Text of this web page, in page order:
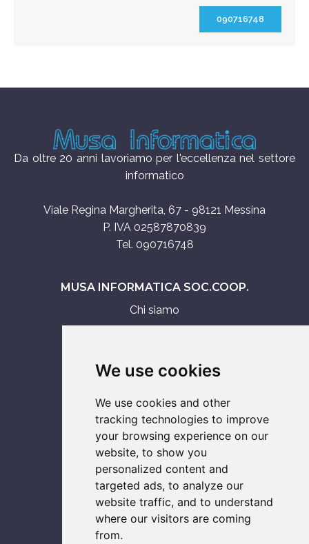
We use cookies
We use cookies and other
tracking technologies to improve
your browsing experience on our
website, to show you
personalized content and
targeted ads, to analyze our
website traffic, and to understand
where our visitors are coming
from.
090716748
Da oltre 20 anni lavoriamo per l'eccellenza nel settore
informatico
Viale Regina Margherita, 67 - 98121 Messina
P. IVA 02587870839
Tel. 090716748
MUSA INFORMATICA SOC.COOP.
Chi siamo
Vendita
ASSISTENZA SU
Notebook
Smartphone
Console
Computer